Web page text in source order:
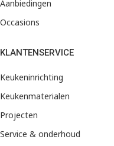
Aanbiedingen
Occasions
KLANTENSERVICE
Keukeninrichting
Keukenmaterialen
Projecten
Service & onderhoud